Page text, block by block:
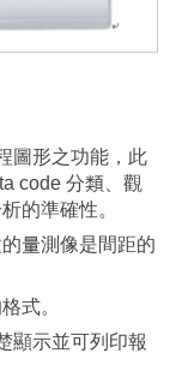
圖形之功能，此
code 分類、觀
的準確性。
量測像是間距的
式。
顯示並可列印報